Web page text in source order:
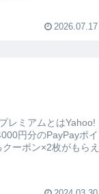
2026.07.17
レミアムとはYahoo!
円分のPayPayポイ
ーポン×2枚がもらえ